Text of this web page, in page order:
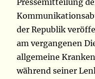
Pressemitteilung
der Republik
am vergangenen
allgemeine
während seiner